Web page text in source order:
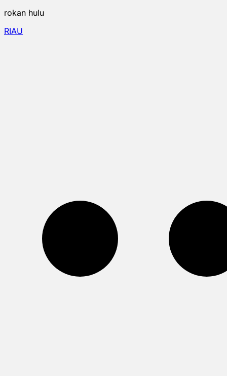
rokan hulu
RIAU